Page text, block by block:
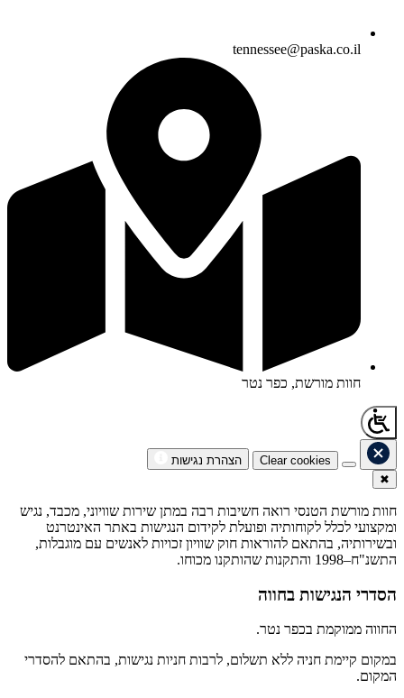
tennessee@paska.co.il
חוות מורשת, כפר נטר
Clear cookies
הצהרת נגישות
✖
חוות מורשת הטנסי רואה חשיבות רבה במתן שירות שוויוני, מכבד, נגיש
ומקצועי לכלל לקוחותיה ופועלת לקידום הנגישות באתר האינטרנט
ובשירותיה, בהתאם להוראות חוק שוויון זכויות לאנשים עם מוגבלות,
התשנ"ח–1998 והתקנות שהותקנו מכוחו.
הסדרי הנגישות בחווה
החווה ממוקמת בכפר נטר.
במקום קיימת חניה ללא תשלום, לרבות חניות נגישות, בהתאם להסדרי
המקום.